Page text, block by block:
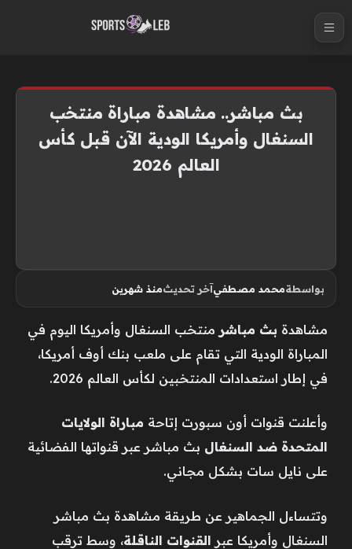
بث مباشر.. مشاهدة مباراة منتخب
السنغال وأمريكا الودية الآن قبل كأس
العالم 2026
بواسطةمحمد مصطفيآخر تحديثمنذ شهرين
مشاهدة بث مباشر منتخب السنغال وأمريكا اليوم في
المباراة الودية التي تقام على ملعب بنك أوف أمريكا،
في إطار استعدادات المنتخبين لكأس العالم 2026.
وأعلنت قنوات أون سبورت إتاحة مباراة الولايات
المتحدة ضد السنغال بث مباشر عبر قنواتها الفضائية
على نايل سات بشكل مجاني.
وتتساءل الجماهير عن طريقة مشاهدة بث مباشر
السنغال وأمريكا عبر القنوات الناقلة، وسط ترقب